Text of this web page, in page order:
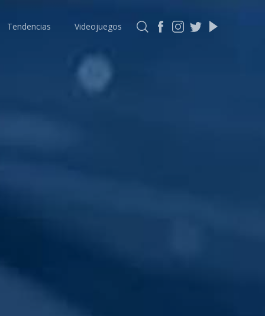
Tendencias Videojuegos